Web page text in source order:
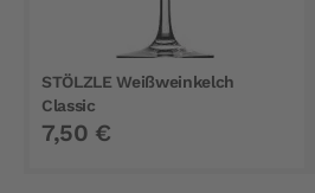
STÖLZLE Weißweinkelch
Classic
7,50 €